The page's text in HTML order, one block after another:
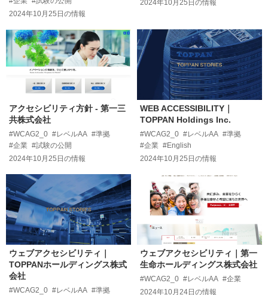
2024年10月25日 の情報
2024年10月25日 の情報
アクセシビリティ方針 - 第一三
共株式会社
#WCAG2_0 #レベルAA #準拠
#企業 #試験の公開
2024年10月25日 の情報
WEB ACCESSIBILITY｜
TOPPAN Holdings Inc.
#WCAG2_0 #レベルAA #準拠
#企業 #English
2024年10月25日 の情報
ウェブアクセシビリティ｜
TOPPANホールディングス株式
会社
#WCAG2_0 #レベルAA #準拠
ウェブアクセシビリティ｜第一
生命ホールディングス株式会社
#WCAG2_0 #レベルAA #企業
2024年10月24日の情報